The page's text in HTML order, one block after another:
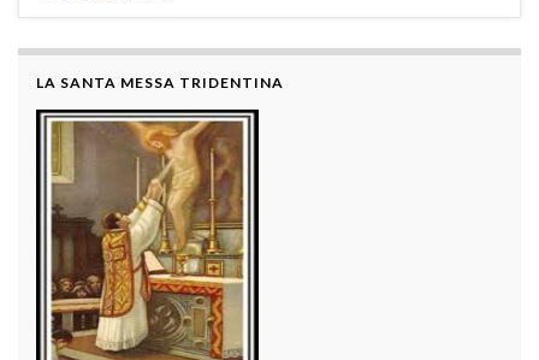
LA SANTA MESSA TRIDENTINA